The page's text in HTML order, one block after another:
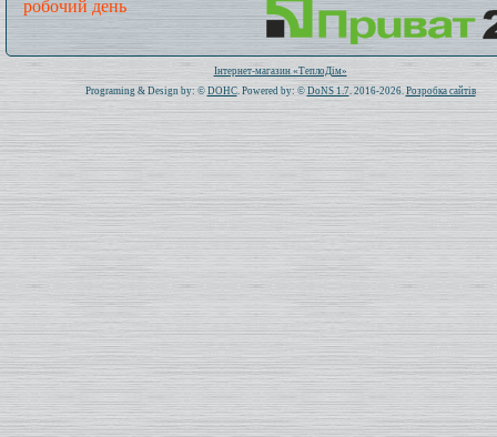
робочий день
Всього: 1020885 Сьогодні: 502
Інтернет-магазин «ТеплоДім»
Programing & Design by: © DOHC. Powered by: © DoNS 1.7. 2016-2026. Розробка сайтів